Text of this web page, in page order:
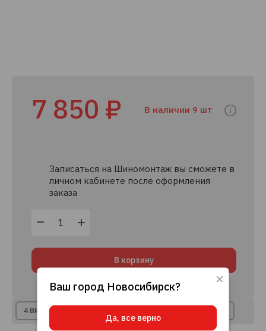
7 850 ₽ В наличии 9 шт
Записаться на Шиномонтаж вы сможете в
личном кабинете после оформления
заказа
В корзину
4 ВИДА РАССРОЧКИ 8+ КРЕДИТНЫХ ПРЕДЛОЖЕНИЙ
Ваш город Новосибирск?
Да, все верно
Используя данный сайт, вы даете согласие
нам делать его удобнее для вас.